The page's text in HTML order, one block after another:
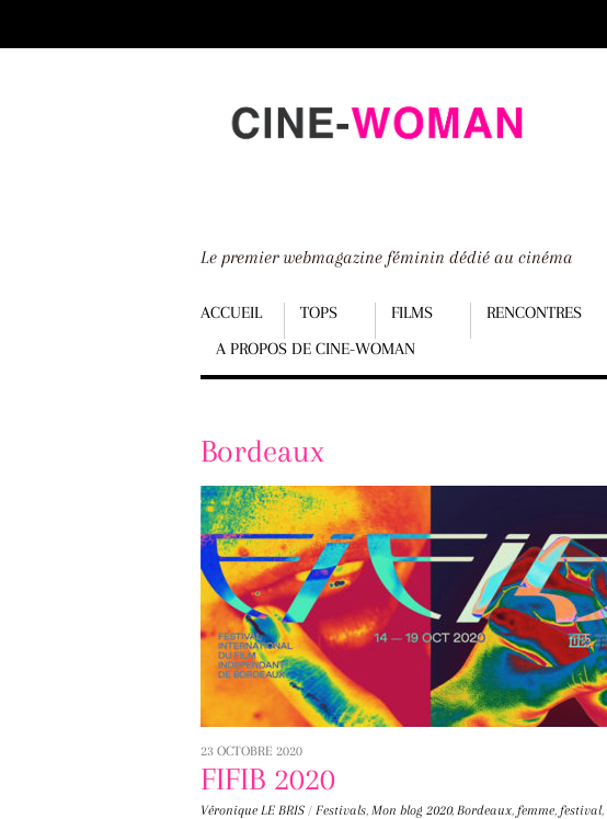
down
Le premier webmagazine féminin dédié au cinéma
Menu
ACCUEIL TOPS FILMS RENCONTRES
A PROPOS DE CINE-WOMAN
Scroll
content
Bordeaux
23 OCTOBRE 2020
FIFIB 2020
Véronique LE BRIS / Festivals, Mon blog 2020, Bordeaux, femme, festival,